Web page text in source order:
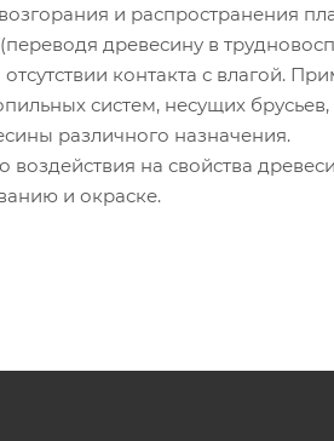
и распространения
древесину в
контакта с влагой.
систем, несущих
различного назначения.
на свойства
и окраске.